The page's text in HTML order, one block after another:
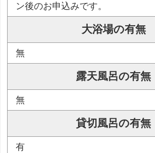
ン後のお申込みです。
大浴場の有無
無
露天風呂の有無
無
貸切風呂の有無
有